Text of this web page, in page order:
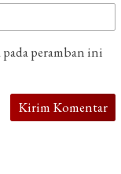
pada peramban ini